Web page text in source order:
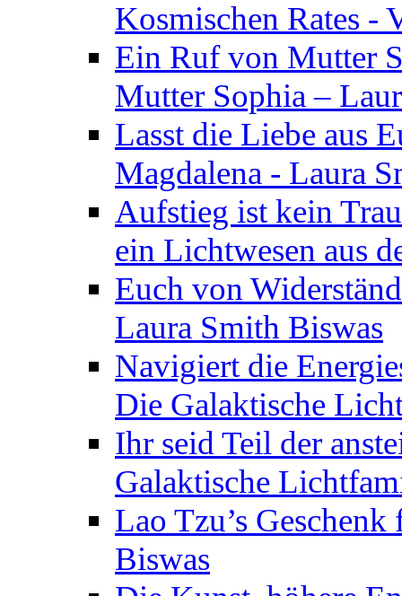
Kosmischen Rates -
Ein Ruf von Mutter
Mutter Sophia –
Lasst die Liebe aus
Magdalena - Laura
Aufstieg ist kein
ein Lichtwesen aus
Euch von
Laura Smith Biswas
Navigiert die
Die Galaktische
Ihr seid Teil der
Galaktische
Lao Tzu’s
Biswas